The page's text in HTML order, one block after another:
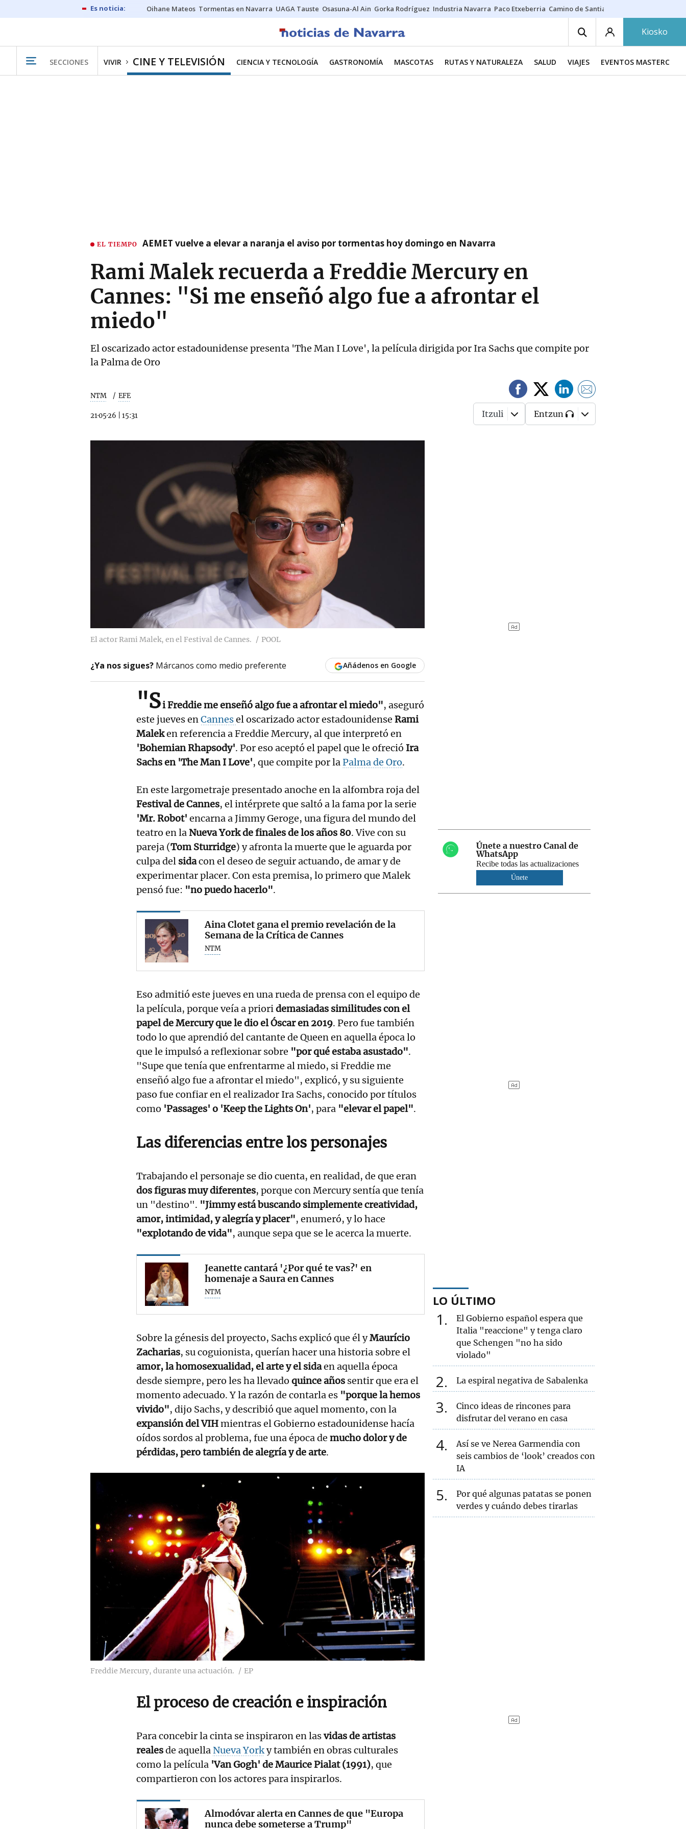
Oihane Mateos Tormentas en Navarra UAGA Tauste Osasuna-Al Ain Gorka Rodríguez Industria Navarra Paco Etxeberria Camino de Santiago
Kiosko
SECCIONES VIVIR CINE Y TELEVISIÓN CIENCIA Y TECNOLOGÍA GASTRONOMÍA MASCOTAS RUTAS Y NATURALEZA SALUD VIAJES EVENTOS MASTERCHEF
EL TIEMPO AEMET vuelve a elevar a naranja el aviso por tormentas hoy domingo en Navarra
Rami Malek recuerda a Freddie Mercury en
Cannes: "Si me enseñó algo fue a afrontar el
miedo"
El oscarizado actor estadounidense presenta 'The Man I Love', la película dirigida por Ira Sachs que compite por
la Palma de Oro
NTM EFE
21·05·26 15:31 Itzuli Entzun
El actor Rami Malek, en el Festival de Cannes. POOL
¿Ya nos sigues? Márcanos como medio preferente Añádenos en Google
"Si Freddie me enseñó algo fue a afrontar el miedo", aseguró
este jueves enCannesel oscarizado actor estadounidense Rami
Maleken referencia a Freddie Mercury, al que interpretó en
'Bohemian Rhapsody'. Por eso aceptó el papel que le ofreció Ira
Sachs en 'The Man I Love', que compite por laPalma de Oro.
En este largometraje presentado anoche en la alfombra roja del
Festival de Cannes, el intérprete que saltó a la fama por la serie
'Mr. Robot' encarna a Jimmy Geroge, una figura del mundo del
teatro en la Nueva York de finales de los años 80. Vive con su
pareja (Tom Sturridge) y afronta la muerte que le aguarda por
culpa del sidacon el deseo de seguir actuando, de amar y de
experimentar placer. Con esta premisa, lo primero que Malek
pensó fue: "no puedo hacerlo".
Aina Clotet gana el premio revelación de la
Semana de la Crítica de Cannes
NTM
Eso admitió este jueves en una rueda de prensa con el equipo de
la película, porque veía a prioridemasiadas similitudes con el
papel de Mercury que le dio el Óscar en 2019. Pero fue también
todo lo que aprendió del cantante de Queen en aquella época lo
que le impulsó a reflexionar sobre "por qué estaba asustado".
"Supe que tenía que enfrentarme al miedo, si Freddie me
enseñó algo fue a afrontar el miedo", explicó, y su siguiente
paso fue confiar en el realizador Ira Sachs, conocido por títulos
como 'Passages' o 'Keep the Lights On', para "elevar el papel".
Las diferencias entre los personajes
Trabajando el personaje se dio cuenta, en realidad, de que eran
dos figuras muy diferentes, porque con Mercury sentía que tenía
un "destino". "Jimmy está buscando simplemente creatividad,
amor, intimidad, y alegría y placer", enumeró, y lo hace
"explotando de vida", aunque sepa que se le acerca la muerte.
Jeanette cantará '¿Por qué te vas?' en
homenaje a Saura en Cannes
NTM
Sobre la génesis del proyecto, Sachs explicó que él yMaurício
Zacharias, su coguionista, querían hacer una historia sobre el
amor, la homosexualidad, el arte y el sidaen aquella época
desde siempre, pero les ha llevado quince años sentir que era el
momento adecuado. Y la razón de contarla es "porque la hemos
vivido", dijo Sachs, y describió que aquel momento, con la
expansión del VIHmientras el Gobierno estadounidense hacía
oídos sordos al problema, fue una época de mucho dolor y de
pérdidas, pero también de alegría y de arte.
Freddie Mercury, durante una actuación. EP
El proceso de creación e inspiración
Para concebir la cinta se inspiraron en lasvidas de artistas
realesde aquella Nueva Yorky también en obras culturales
como la película 'Van Gogh' de Maurice Pialat (1991), que
compartieron con los actores para inspirarlos.
Almodóvar alerta en Cannes de que "Europa
nunca debe someterse a Trump"
Únete a nuestro Canal de
WhatsApp
Recibe todas las actualizaciones
Únete
LO ÚLTIMO
1
El Gobierno español espera que
Italia "reaccione" y tenga claro
que Schengen "no ha sido
violado"
2 La espiral negativa de Sabalenka
3
Cinco ideas de rincones para
disfrutar del verano en casa
4
Así se ve Nerea Garmendia con
seis cambios de ‘look’ creados con
IA
5
Por qué algunas patatas se ponen
verdes y cuándo debes tirarlas